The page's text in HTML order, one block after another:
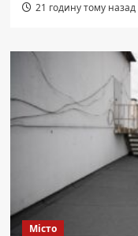
21 годину тому назад
Місто